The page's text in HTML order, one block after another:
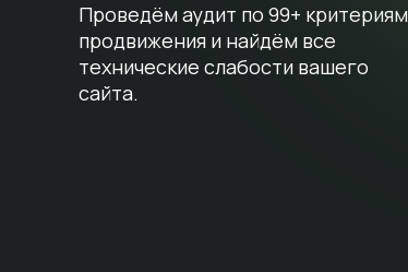
Проведём аудит по 99+ критериям
продвижения и найдём все
технические слабости вашего
сайта.